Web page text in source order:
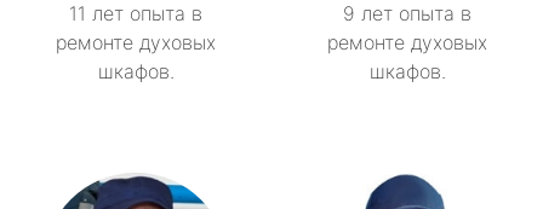
11 лет опыта в
ремонте духовых
шкафов.
9 лет опыта в
ремонте духовых
шкафов.